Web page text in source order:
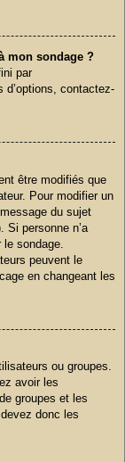
mon sondage ?
par
d’options, contactez-
être modifiés que
Pour modifier un
du sujet
Si personne n’a
sondage.
peuvent le
en changeant les
ou groupes.
avoir les
groupes et les
donc les